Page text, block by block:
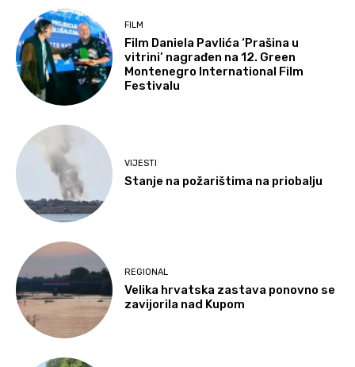
FILM
Film Daniela Pavlića ‘Prašina u
vitrini’ nagrađen na 12. Green
Montenegro International Film
Festivalu
VIJESTI
Stanje na požarištima na priobalju
REGIONAL
Velika hrvatska zastava ponovno se
zavijorila nad Kupom